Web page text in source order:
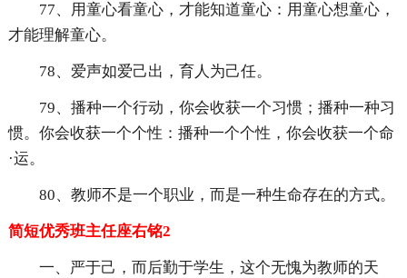
77、用童心看童心，才能知道童心：用童心想童心，
才能理解童心。
78、爱声如爱己出，育人为己任。
79、播种一个行动，你会收获一个习惯；播种一种习
惯。你会收获一个个性：播种一个个性，你会收获一个命
·运。
80、教师不是一个职业，而是一种生命存在的方式。
简短优秀班主任座右铭2
一、严于己，而后勤于学生，这个无愧为教师的天